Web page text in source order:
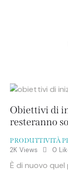
Obiettivi di
resteranno
PRODUTTIVITÀ
2K Views 0
È di nuovo